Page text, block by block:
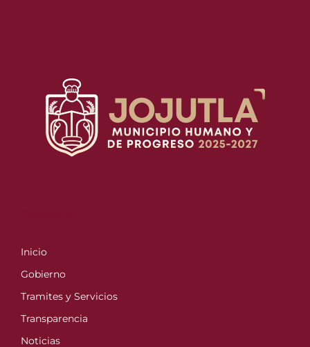
Inicio
Gobierno
Tramites y Servicios
Transparencia
Noticias